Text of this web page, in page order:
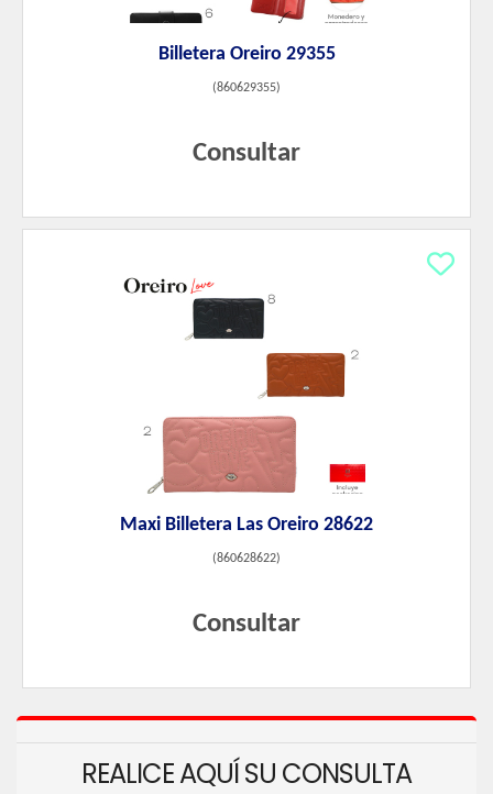
Billetera Oreiro 29355
(860629355)
Consultar
Maxi Billetera Las Oreiro 28622
(860628622)
Consultar
REALICE AQUÍ SU CONSULTA